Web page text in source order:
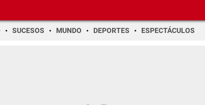
SUCESOS MUNDO DEPORTES ESPECTÁCULOS